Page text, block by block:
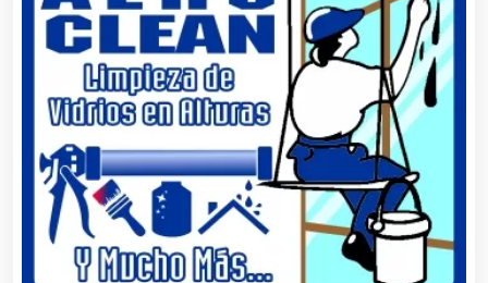
Artículos Importados
Artículos para el Hogar
Artículos para Regalos